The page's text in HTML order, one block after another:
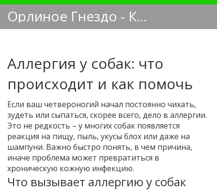
Орлиное Гнездо - Кинологический блог
Аллергия у собак: что
происходит и как помочь
Если ваш четвероногий начал постоянно чихать,
зудеть или сыпаться, скорее всего, дело в аллергии.
Это не редкость – у многих собак появляется
реакция на пищу, пыль, укусы блох или даже на
шампуни. Важно быстро понять, в чем причина,
иначе проблема может превратиться в
хроническую кожную инфекцию.
Что вызывает аллергию у собак